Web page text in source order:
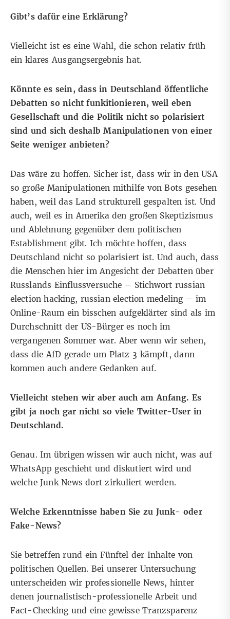
Gibt’s dafür eine Erklärung?
Vielleicht ist es eine Wahl, die schon relativ früh
ein klares Ausgangsergebnis hat.
Könnte es sein, dass in Deutschland öffentliche
Debatten so nicht funkitionieren, weil eben
Gesellschaft und die Politik nicht so polarisiert
sind und sich deshalb Manipulationen von einer
Seite weniger anbieten?
Das wäre zu hoffen. Sicher ist, dass wir in den USA
so große Manipulationen mithilfe von Bots gesehen
haben, weil das Land strukturell gespalten ist. Und
auch, weil es in Amerika den großen Skeptizismus
und Ablehnung gegenüber dem politischen
Establishment gibt. Ich möchte hoffen, dass
Deutschland nicht so polarisiert ist. Und auch, dass
die Menschen hier im Angesicht der Debatten über
Russlands Einflussversuche – Stichwort russian
election hacking, russian election medeling – im
Online-Raum ein bisschen aufgeklärter sind als im
Durchschnitt der US-Bürger es noch im
vergangenen Sommer war. Aber wenn wir sehen,
dass die AfD gerade um Platz 3 kämpft, dann
kommen auch andere Gedanken auf.
Vielleicht stehen wir aber auch am Anfang. Es
gibt ja noch gar nicht so viele Twitter-User in
Deutschland.
Genau. Im übrigen wissen wir auch nicht, was auf
WhatsApp geschieht und diskutiert wird und
welche Junk News dort zirkuliert werden.
Welche Erkenntnisse haben Sie zu Junk- oder
Fake-News?
Sie betreffen rund ein Fünftel der Inhalte von
politischen Quellen. Bei unserer Untersuchung
unterscheiden wir professionelle News, hinter
denen journalistisch-professionelle Arbeit und
Fact-Checking und eine gewisse Tranzsparenz